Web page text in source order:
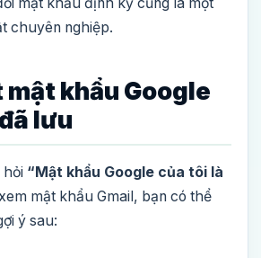
chuyên nghiệp.
mật khẩu Google
lưu
hỏi “Mật khẩu Google của tôi là
mật khẩu Gmail, bạn có thể
ý sau: